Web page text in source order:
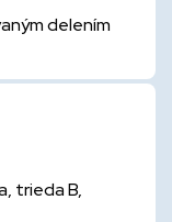
delením
trieda B,